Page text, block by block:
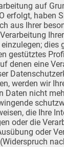
auf
erfolgt, haben
aus Ihrer
gestütztes
denen eine
werden wir
Daten nicht
die Ihre
oder die
oder